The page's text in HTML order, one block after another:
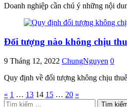
Doanh nghiệp cần chú ý những nội
Đối tượng nào không chịu
9 Tháng 12, 2022 ChungNguyen 0
Quy định về đối tượng không chịu
Phân
« 1 … 13 14 15 … 20 »
Tìm